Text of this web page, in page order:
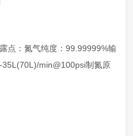
点：氮气纯度：99.99999%输
min@100psi制氮原